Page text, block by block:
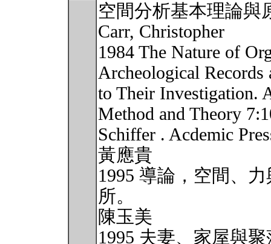
空間分析基本理論與
Carr, Christopher
1984 The Nature of
Archeological Records
to Their Investigation.
Method and Theory
Schiffer . Acdemic
黃應貴
1995 導論，空間、
所。
陳玉美
1995 夫妻、家屋與